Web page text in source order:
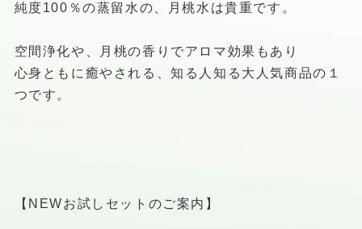
純度100％の蒸留水の、月桃水は貴重です。
空間浄化や、月桃の香りでアロマ効果もあり
心身ともに癒やされる、知る人知る大人気商品の１
つです。
【NEWお試しセットのご案内】